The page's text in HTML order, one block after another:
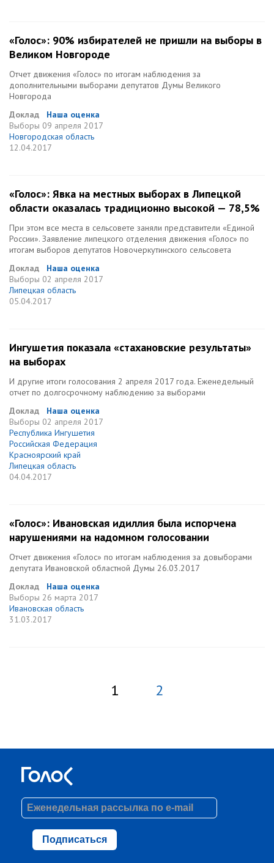
«Голос»: 90% избирателей не пришли на выборы в
Великом Новгороде
Отчет движения «Голос» по итогам наблюдения за
дополнительными выборами депутатов Думы Великого
Новгорода
Доклад
Наша оценка
Выборы 09 апреля 2017
Новгородская область
12.04.2017
«Голос»: Явка на местных выборах в Липецкой
области оказалась традиционно высокой — 78,5%
При этом все места в сельсовете заняли представители «Единой
России». Заявление липецкого отделения движения «Голос» по
итогам выборов депутатов Новочеркутинского сельсовета
Доклад
Наша оценка
Выборы 02 апреля 2017
Липецкая область
05.04.2017
Ингушетия показала «стахановские результаты»
на выборах
И другие итоги голосования 2 апреля 2017 года. Еженедельный
отчет по долгосрочному наблюдению за выборами
Доклад
Наша оценка
Выборы 02 апреля 2017
Республика Ингушетия
Российская Федерация
Красноярский край
Липецкая область
04.04.2017
«Голос»: Ивановская идиллия была испорчена
нарушениями на надомном голосовании
Отчет движения «Голос» по итогам наблюдения за довыборами
депутата Ивановской областной Думы 26.03.2017
Доклад
Наша оценка
Выборы 26 марта 2017
Ивановская область
31.03.2017
1 2
Подписаться